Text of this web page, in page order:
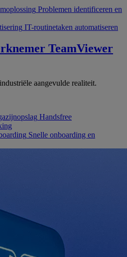
Problemen identificeren en
IT-routinetaken automatiseren
TeamViewer
aangevulde realiteit.
Handsfree
Snelle onboarding en